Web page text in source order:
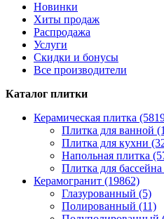
Новинки
Хиты продаж
Распродажа
Услуги
Скидки и бонусы
Все производители
Каталог плитки
Керамическая плитка
Плитка для ванной
Плитка для кухни
Напольная плитка
Плитка для
Керамогранит (19862)
Глазурованный (5)
Полированный (11)